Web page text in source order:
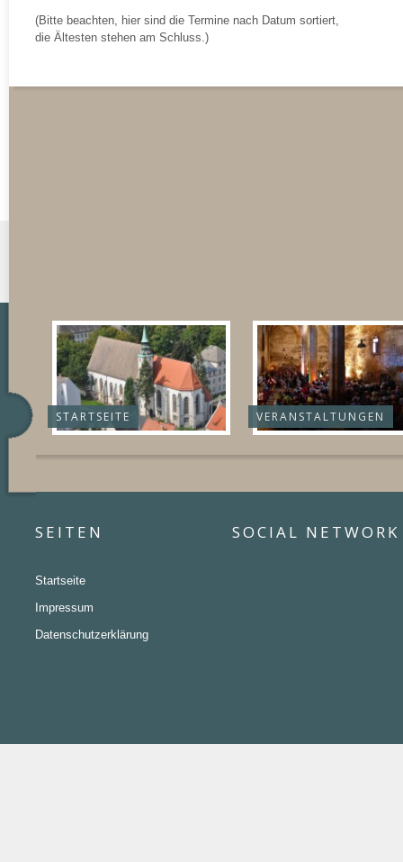
(Bitte beachten, hier sind die Termine nach Datum sortiert,
die Ältesten stehen am Schluss.)
STARTSEITE VERANSTALTUNGEN
SEITEN
Startseite
Impressum
Datenschutzerklärung
SOCIAL NETWORK